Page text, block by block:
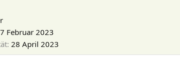
Februar 2023
28 April 2023